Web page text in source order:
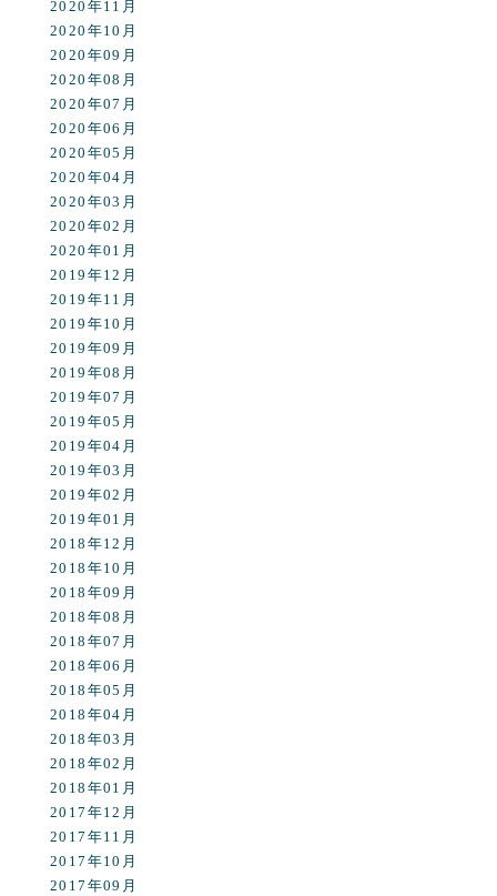
2020年11月
2020年10月
2020年09月
2020年08月
2020年07月
2020年06月
2020年05月
2020年04月
2020年03月
2020年02月
2020年01月
2019年12月
2019年11月
2019年10月
2019年09月
2019年08月
2019年07月
2019年05月
2019年04月
2019年03月
2019年02月
2019年01月
2018年12月
2018年10月
2018年09月
2018年08月
2018年07月
2018年06月
2018年05月
2018年04月
2018年03月
2018年02月
2018年01月
2017年12月
2017年11月
2017年10月
2017年09月